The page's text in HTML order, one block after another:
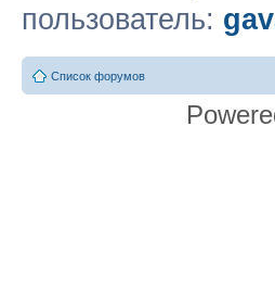
пользователь:
Список форумов